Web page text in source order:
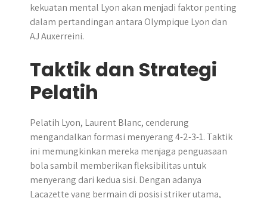
kekuatan mental Lyon akan menjadi faktor penting
dalam pertandingan antara Olympique Lyon dan
AJ Auxerreini.
Taktik dan Strategi
Pelatih
Pelatih Lyon, Laurent Blanc, cenderung
mengandalkan formasi menyerang 4-2-3-1. Taktik
ini memungkinkan mereka menjaga penguasaan
bola sambil memberikan fleksibilitas untuk
menyerang dari kedua sisi. Dengan adanya
Lacazette yang bermain di posisi striker utama,